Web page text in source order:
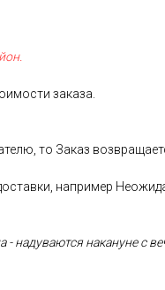
заказа.
то Заказ
например
накануне с